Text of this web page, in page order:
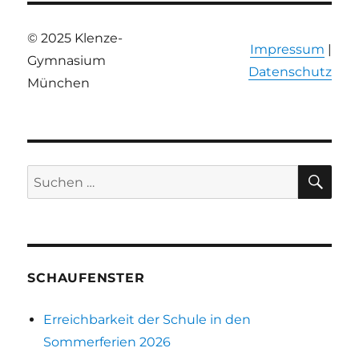
© 2025 Klenze-
Gymnasium
München
Impressum |
Datenschutz
Suchen
nach:
SCHAUFENSTER
Erreichbarkeit der Schule in den
Sommerferien 2026